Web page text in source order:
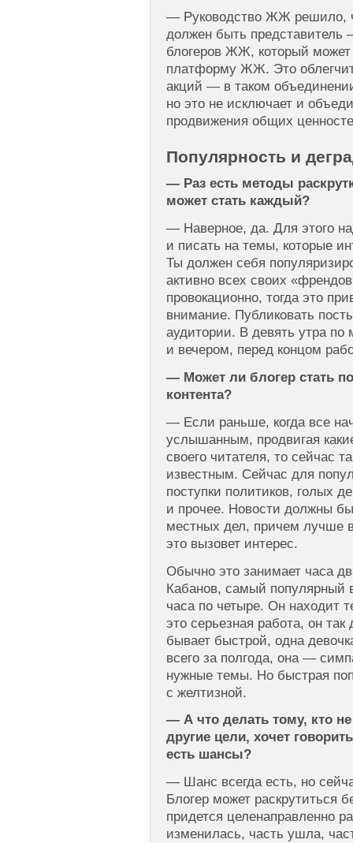
— Руководство ЖЖ решило,
должен быть представитель
блогеров ЖЖ, который может
платформу ЖЖ. Это
акций — в таком
но это не исключает и
продвижения общих
Популярность и
— Раз есть методы
может стать каждый?
— Наверное, да. Для этого
и писать на темы, которые
Ты должен себя
активно всех своих
провокационно, тогда это
внимание. Публиковать
аудитории. В девять утра по
и вечером, перед концом
— Может ли блогер стать
контента?
— Если раньше, когда все
услышанным, продвигая
своего читателя, то сейчас
известным. Сейчас для
поступки политиков, голых
и прочее. Новости должны
местных дел, причем лучше
это вызовет интерес.
Обычно это занимает часа
Кабанов, самый популярный
часа по четыре. Он находит
это серьезная работа, он
бывает быстрой, одна
всего за полгода, она —
нужные темы. Но быстрая
с желтизной.
— А что делать тому, кто не
другие цели, хочет
есть шансы?
— Шанс всегда есть, но
Блогер может раскрутиться
придется целенаправленно
изменилась, часть ушла,